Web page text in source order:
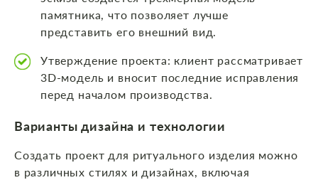
памятника, что позволяет лучше
представить его внешний вид.
Утверждение проекта: клиент рассматривает
3D-модель и вносит последние исправления
перед началом производства.
Варианты дизайна и технологии
Создать проект для ритуального изделия можно
в различных стилях и дизайнах, включая